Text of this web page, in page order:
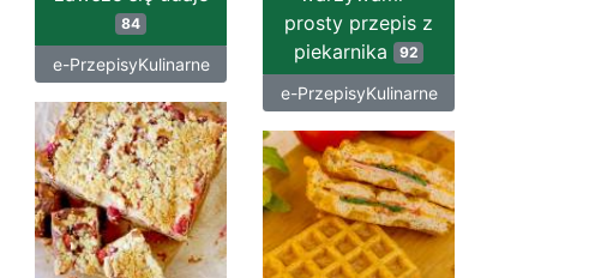
84
e-PrzepisyKulinarne
prosty przepis z
piekarnika
92
e-PrzepisyKulinarne